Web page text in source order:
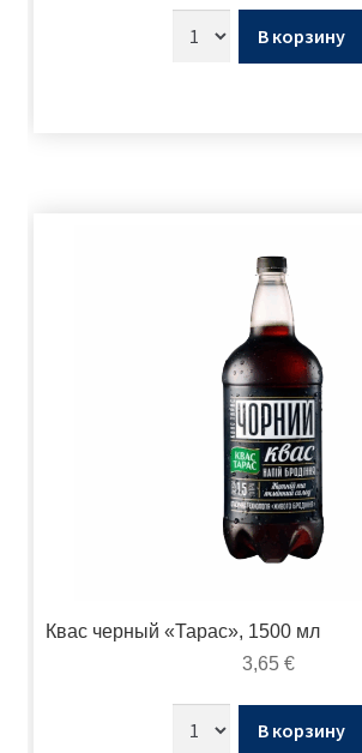
В корзину
Квас черный «Тарас», 1500 мл
3,65 €
В корзину